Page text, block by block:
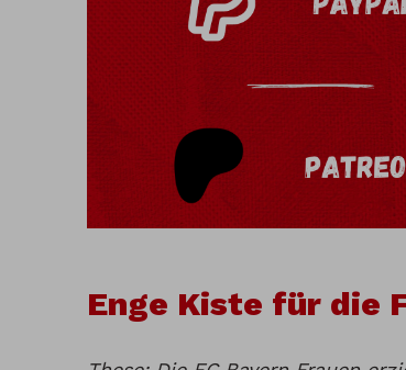
Enge Kiste für die